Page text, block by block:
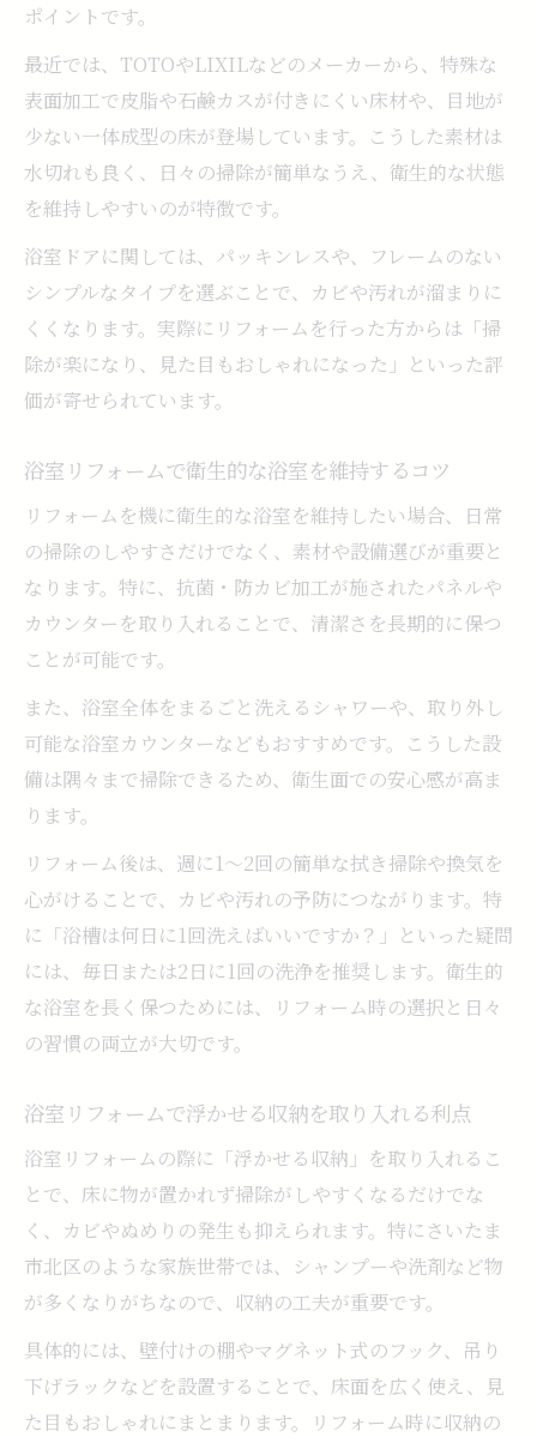
ポイントです。
最近では、TOTOやLIXILなどのメーカーから、特殊な
表面加工で皮脂や石鹸カスが付きにくい床材や、目地が
少ない一体成型の床が登場しています。こうした素材は
水切れも良く、日々の掃除が簡単なうえ、衛生的な状態
を維持しやすいのが特徴です。
浴室ドアに関しては、パッキンレスや、フレームのない
シンプルなタイプを選ぶことで、カビや汚れが溜まりに
くくなります。実際にリフォームを行った方からは「掃
除が楽になり、見た目もおしゃれになった」といった評
価が寄せられています。
浴室リフォームで衛生的な浴室を維持するコツ
リフォームを機に衛生的な浴室を維持したい場合、日常
の掃除のしやすさだけでなく、素材や設備選びが重要と
なります。特に、抗菌・防カビ加工が施されたパネルや
カウンターを取り入れることで、清潔さを長期的に保つ
ことが可能です。
また、浴室全体をまるごと洗えるシャワーや、取り外し
可能な浴室カウンターなどもおすすめです。こうした設
備は隅々まで掃除できるため、衛生面での安心感が高ま
ります。
リフォーム後は、週に1～2回の簡単な拭き掃除や換気を
心がけることで、カビや汚れの予防につながります。特
に「浴槽は何日に1回洗えばいいですか？」といった疑問
には、毎日または2日に1回の洗浄を推奨します。衛生的
な浴室を長く保つためには、リフォーム時の選択と日々
の習慣の両立が大切です。
浴室リフォームで浮かせる収納を取り入れる利点
浴室リフォームの際に「浮かせる収納」を取り入れるこ
とで、床に物が置かれず掃除がしやすくなるだけでな
く、カビやぬめりの発生も抑えられます。特にさいたま
市北区のような家族世帯では、シャンプーや洗剤など物
が多くなりがちなので、収納の工夫が重要です。
具体的には、壁付けの棚やマグネット式のフック、吊り
下げラックなどを設置することで、床面を広く使え、見
た目もおしゃれにまとまります。リフォーム時に収納の